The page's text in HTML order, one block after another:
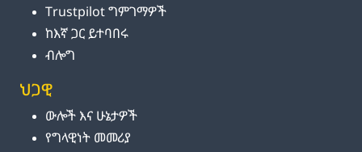
Trustpilot ግምገማዎች
ከእኛ ጋር ይተባበሩ
ብሎግ
ህጋዊ
ውሎች እና ሁኔታዎች
የግላዊነት መመሪያ